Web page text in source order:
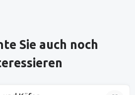
Sie auch noch